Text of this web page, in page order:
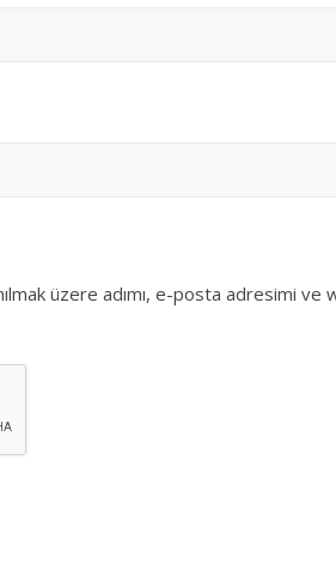
üzere adımı, e-posta adresimi ve